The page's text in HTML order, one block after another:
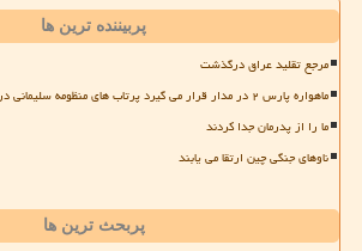
پربیننده ترین ها
مرجع تقلید عراق درگذشت
ماهواره پارس ۲ در مدار قرار می گیرد پرتاب های منظومه سلیمانی در۱۴۰۵
ما را از پدرمان جدا کردند
ناوهای جنگی چین ارتقا می یابند
پربحث ترین ها